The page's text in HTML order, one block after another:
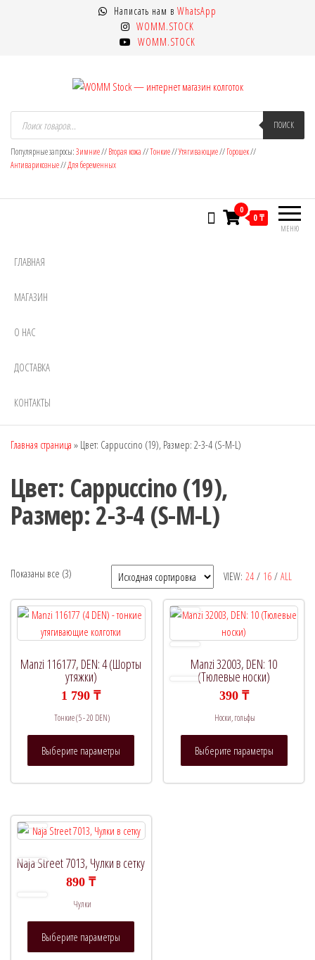
Написать нам в WhatsApp
WOMM.STOCK
WOMM.STOCK
WOMM Stock — интернет магазин
колготок
Колготки MANZI, Naja Street тонкие,
фантазийные, чулки, лосины
Поиск
товаров ПОИСК
Популярные запросы:Зимние//Вторая кожа//Тонкие//Утягивающие//Горошек//
Антиварикозные//Для беременных
МЕНЮ
0
0 ₸
ГЛАВНАЯ
МАГАЗИН
О НАС
ДОСТАВКА
КОНТАКТЫ
Главная страница » Цвет: Cappuccino (19), Размер: 2-3-4 (S-M-L)
Цвет: Cappuccino (19),
Размер: 2-3-4 (S-M-L)
Рекомендуемый продукт
В продаже(0)
Категории товаров
VIEW: 24 / 16 / ALL
Показаны все (3)
Manzi 116177, DEN: 4 (Шорты
утяжки)
1 790₸
Тонкие (5 - 20 DEN)
Выберите параметры
Опции
можно
на
Manzi 32003, DEN: 10
(Тюлевые носки)
390 ₸
Носки, гольфы
Выберите параметры
Этот
Naja Street 7013, Чулки в сетку
890₸
Чулки
Выберите параметры